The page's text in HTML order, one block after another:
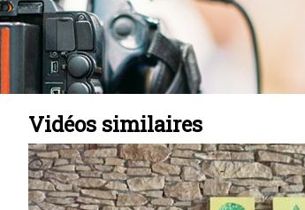
Vidéos similaires